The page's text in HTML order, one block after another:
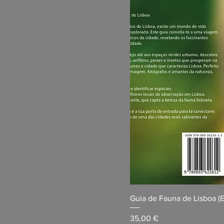
Guia de Fauna de Lisboa
Preço
35,00 €